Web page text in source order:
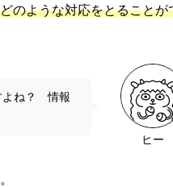
のような対応をとることが
ヒー
よね？ 情報